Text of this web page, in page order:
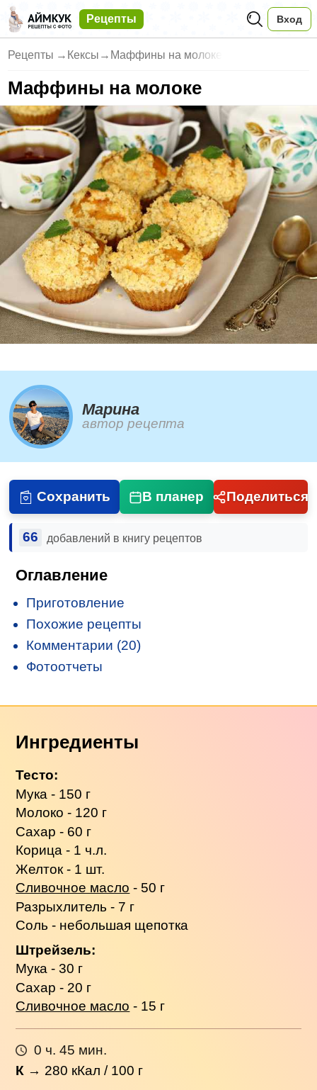
Рецепты Вход
Рецепты → Кексы → Маффины на молоке
Маффины на молоке
Марина
автор рецепта
Сохранить В планер Поделиться
66 добавлений в книгу рецептов
Оглавление
Приготовление
Похожие рецепты
Комментарии (20)
Фотоотчеты
Ингредиенты
Тесто:
Мука - 150 г
Молоко - 120 г
Сахар - 60 г
Корица - 1 ч.л.
Желток - 1 шт.
Сливочное масло - 50 г
Разрыхлитель - 7 г
Соль - небольшая щепотка
Штрейзель:
Мука - 30 г
Сахар - 20 г
Сливочное масло - 15 г
0 ч. 45 мин.
К → 280 кКал / 100 г